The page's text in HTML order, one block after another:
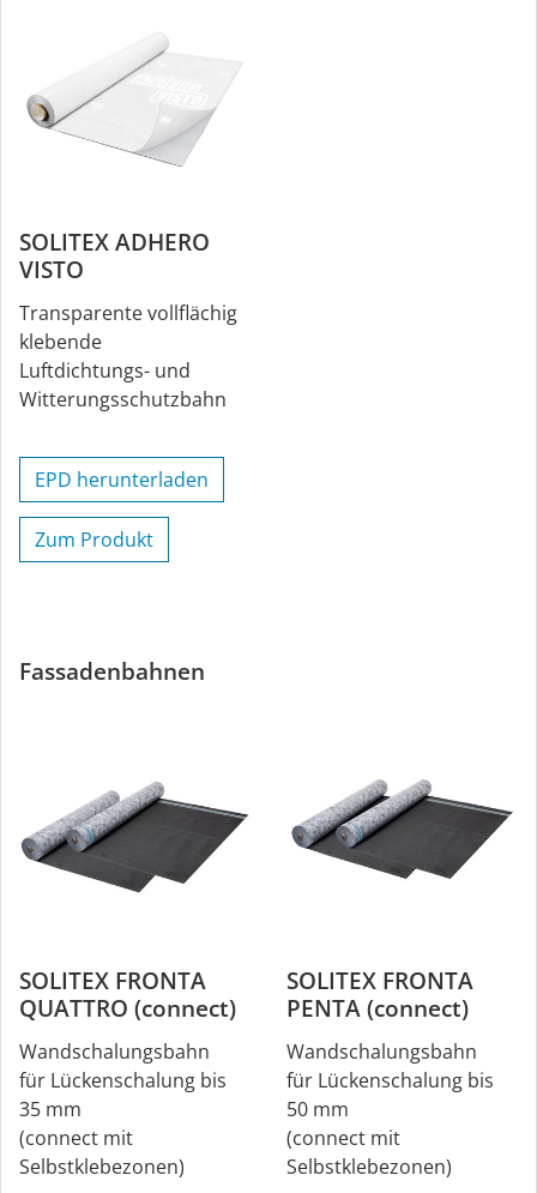
SOLITEX ADHERO
VISTO
Transparente vollflächig
klebende
Luftdichtungs- und
Witterungsschutzbahn
EPD herunterladen
Zum Produkt
Fassadenbahnen
SOLITEX FRONTA
QUATTRO (connect)
Wandschalungsbahn
für Lückenschalung bis
35 mm
(connect mit
Selbstklebezonen)
SOLITEX FRONTA
PENTA (connect)
Wandschalungsbahn
für Lückenschalung bis
50 mm
(connect mit
Selbstklebezonen)